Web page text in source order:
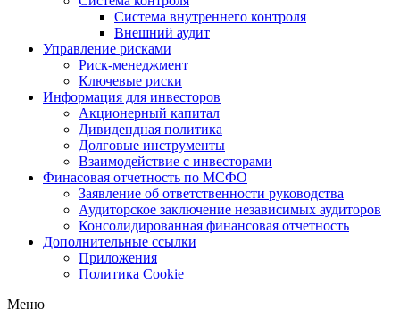
Система внутреннего контроля
Внешний аудит
Управление рисками
Риск-менеджмент
Ключевые риски
Информация для инвесторов
Акционерный капитал
Дивидендная политика
Долговые инструменты
Взаимодействие с инвеcторами
Финасовая отчетность по МСФО
Заявление об ответственности руководства
Аудиторское заключение независимых аудиторов
Консолидированная финансовая отчетность
Дополнительные ссылки
Приложения
Политика Cookie
Меню